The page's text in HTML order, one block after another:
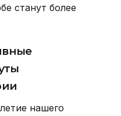
станут более
нашего